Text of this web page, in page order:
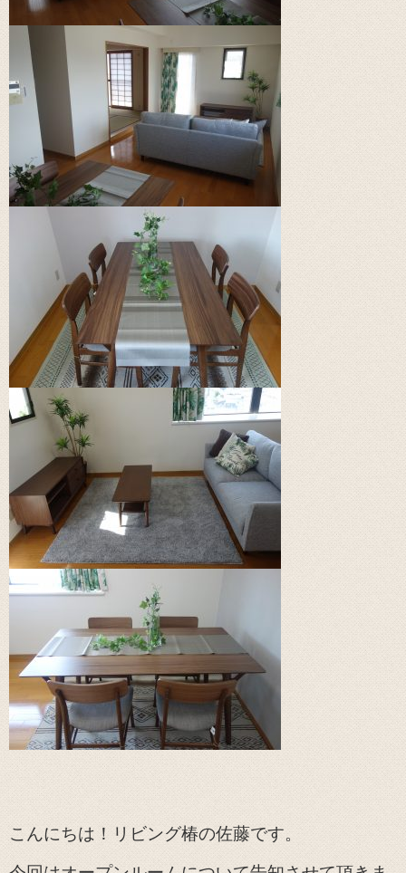
こんにちは！リビング椿の佐藤です。